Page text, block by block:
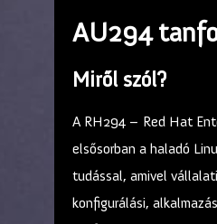
AU294
Miről szól?
A RH294 – Red Hat
elsősorban a haladó
tudással, amivel
konfigurálási,